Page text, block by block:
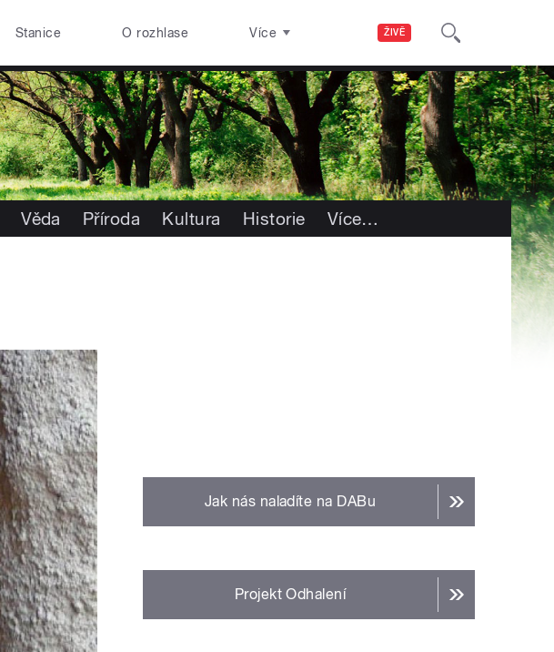
ŽIVĚ
Stanice O rozhlase Více
Věda Příroda Kultura Historie Více…
Jak nás naladíte na DABu
Projekt Odhalení